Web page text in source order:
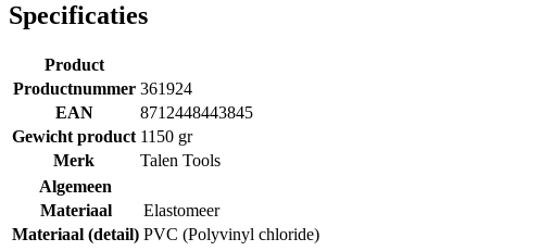
Specificaties
Product
Productnummer 361924
EAN
8712448443845
Gewicht product 1150 gr
Merk
Talen Tools
Algemeen
Materiaal
Elastomeer
Materiaal (detail) PVC (Polyvinyl chloride)